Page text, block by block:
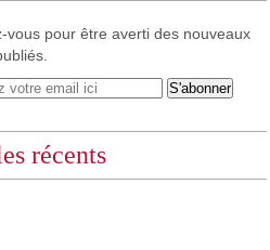
vous pour être averti des nouveaux
récents